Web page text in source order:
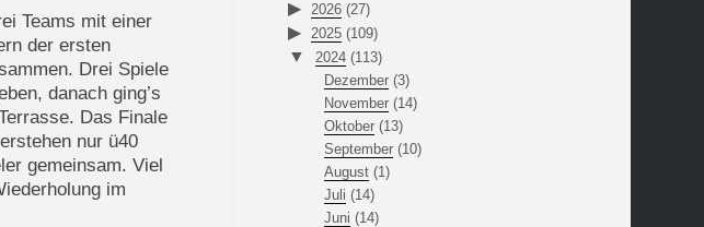
Teams mit einer
der ersten
Drei Spiele
danach ging’s
Das Finale
nur ü40
gemeinsam. Viel
im
2026 (27)
2025 (109)
2024 (113)
Dezember(3)
November(14)
Oktober(13)
September(10)
August(1)
Juli (14)
Juni (14)